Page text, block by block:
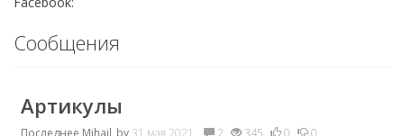
Сообщения
Артикулы
Последнее Mihail_by 31 мая 2021. 2 345 0 0